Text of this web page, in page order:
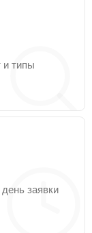
и типы
заявки